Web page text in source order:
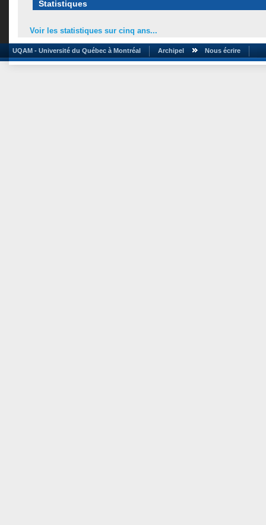
Statistiques
Voir les statistiques sur cinq ans...
UQAM - Université du Québec à Montréal Archipel Nous écrire